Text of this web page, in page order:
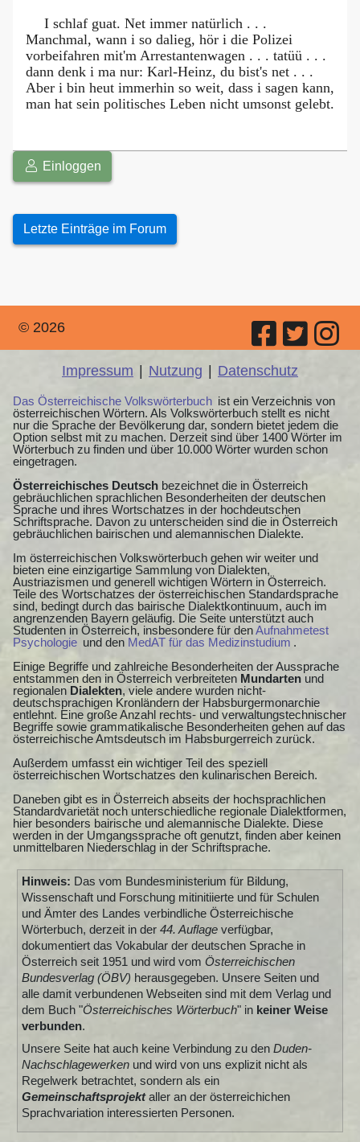
I schlaf guat. Net immer natürlich . . .
Manchmal, wann i so dalieg, hör i die Polizei
vorbeifahren mit'm Arrestantenwagen . . . tatüü . . .
dann denk i ma nur: Karl-Heinz, du bist's net . . .
Aber i bin heut immerhin so weit, dass i sagen kann,
man hat sein politisches Leben nicht umsonst gelebt.
Einloggen
Letzte Einträge im Forum
© 2026
Impressum | Nutzung | Datenschutz
Das Österreichische Volkswörterbuch ist ein Verzeichnis von
österreichischen Wörtern. Als Volkswörterbuch stellt es nicht
nur die Sprache der Bevölkerung dar, sondern bietet jedem die
Option selbst mit zu machen. Derzeit sind über 1400 Wörter im
Wörterbuch zu finden und über 10.000 Wörter wurden schon
eingetragen.
Österreichisches Deutsch bezeichnet die in Österreich
gebräuchlichen sprachlichen Besonderheiten der deutschen
Sprache und ihres Wortschatzes in der hochdeutschen
Schriftsprache. Davon zu unterscheiden sind die in Österreich
gebräuchlichen bairischen und alemannischen Dialekte.
Im österreichischen Volkswörterbuch gehen wir weiter und
bieten eine einzigartige Sammlung von Dialekten,
Austriazismen und generell wichtigen Wörtern in Österreich.
Teile des Wortschatzes der österreichischen Standardsprache
sind, bedingt durch das bairische Dialektkontinuum, auch im
angrenzenden Bayern geläufig. Die Seite unterstützt auch
Studenten in Österreich, insbesondere für denAufnahmetest
Psychologie und den MedAT für das Medizinstudium .
Einige Begriffe und zahlreiche Besonderheiten der Aussprache
entstammen den in Österreich verbreiteten Mundarten und
regionalen Dialekten, viele andere wurden nicht-
deutschsprachigen Kronländern der Habsburgermonarchie
entlehnt. Eine große Anzahl rechts- und verwaltungstechnischer
Begriffe sowie grammatikalische Besonderheiten gehen auf das
österreichische Amtsdeutsch im Habsburgerreich zurück.
Außerdem umfasst ein wichtiger Teil des speziell
österreichischen Wortschatzes den kulinarischen Bereich.
Daneben gibt es in Österreich abseits der hochsprachlichen
Standardvarietät noch unterschiedliche regionale Dialektformen,
hier besonders bairische und alemannische Dialekte. Diese
werden in der Umgangssprache oft genutzt, finden aber keinen
unmittelbaren Niederschlag in der Schriftsprache.
Hinweis: Das vom Bundesministerium für Bildung,
Wissenschaft und Forschung mitinitiierte und für Schulen
und Ämter des Landes verbindliche Österreichische
Wörterbuch, derzeit in der 44. Auflageverfügbar,
dokumentiert das Vokabular der deutschen Sprache in
Österreich seit 1951 und wird vom Österreichischen
Bundesverlag (ÖBV) herausgegeben. Unsere Seiten und
alle damit verbundenen Webseiten sind mit dem Verlag und
dem Buch "Österreichisches Wörterbuch" in keiner Weise
verbunden.
Unsere Seite hat auch keine Verbindung zu den Duden-
Nachschlagewerkenund wird von uns explizit nicht als
Regelwerk betrachtet, sondern als ein
Gemeinschaftsprojektaller an der österreichichen
Sprachvariation interessierten Personen.